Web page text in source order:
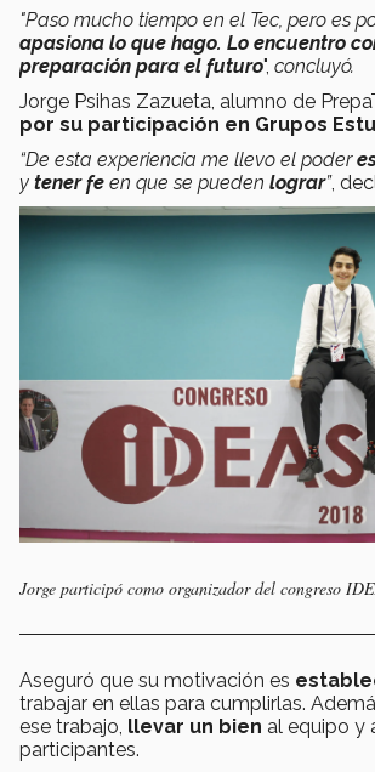
"Paso mucho tiempo en el Tec, pero es
apasiona lo que hago. Lo encuentro
preparación para el futuro", concluyó.
Jorge Psihas Zazueta, alumno de
por su participación en Grupos
“De esta experiencia me llevo el poder
y tener fe en que se pueden lograr”,
Jorge participó como organizador del congreso
Aseguró que su motivación es
trabajar en ellas para cumplirlas.
ese trabajo, llevar un bien al equipo y
participantes.